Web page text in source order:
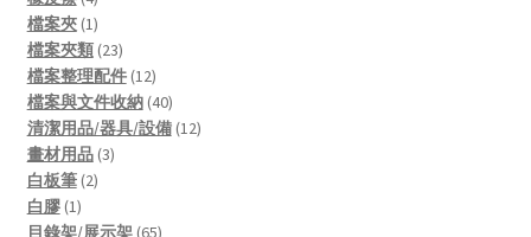
products
檔案夾 11
product
檔案夾類 2323
products
檔案整理配件 1212
products
檔案與文件收納 4040
products
清潔用品/器具/設備 1212
畫材用品 33
白板筆 22
白膠 11
product
目錄架/展示架 6565